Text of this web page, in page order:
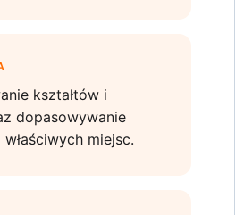
kształtów i
dopasowywanie
miejsc.